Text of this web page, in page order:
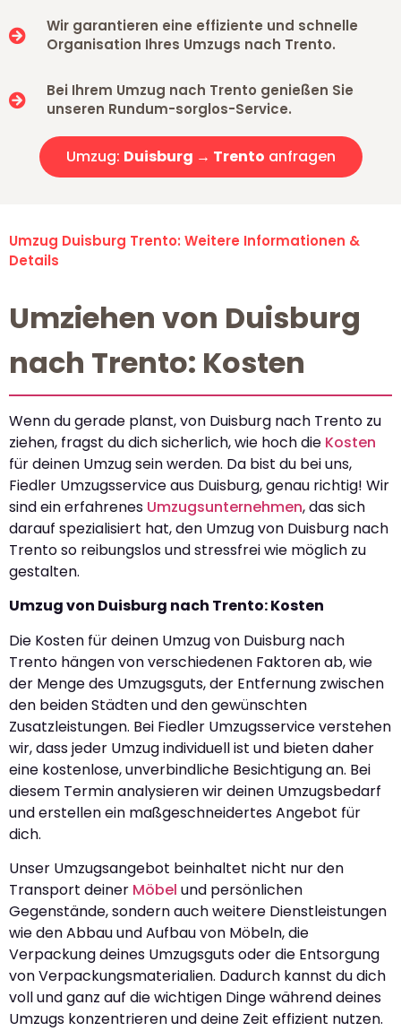
Wir garantieren eine effiziente und schnelle
Organisation Ihres Umzugs nach Trento.
Bei Ihrem Umzug nach Trento genießen Sie
unseren Rundum-sorglos-Service.
Umzug: Duisburg → Trento anfragen
Umzug Duisburg Trento: Weitere Informationen &
Details
Umziehen von Duisburg
nach Trento: Kosten
Wenn du gerade planst, von Duisburg nach Trento zu
ziehen, fragst du dich sicherlich, wie hoch die Kosten
für deinen Umzug sein werden. Da bist du bei uns,
Fiedler Umzugsservice aus Duisburg, genau richtig! Wir
sind ein erfahrenes Umzugsunternehmen, das sich
darauf spezialisiert hat, den Umzug von Duisburg nach
Trento so reibungslos und stressfrei wie möglich zu
gestalten.
Umzug von Duisburg nach Trento: Kosten
Die Kosten für deinen Umzug von Duisburg nach
Trento hängen von verschiedenen Faktoren ab, wie
der Menge des Umzugsguts, der Entfernung zwischen
den beiden Städten und den gewünschten
Zusatzleistungen. Bei Fiedler Umzugsservice verstehen
wir, dass jeder Umzug individuell ist und bieten daher
eine kostenlose, unverbindliche Besichtigung an. Bei
diesem Termin analysieren wir deinen Umzugsbedarf
und erstellen ein maßgeschneidertes Angebot für
dich.
Unser Umzugsangebot beinhaltet nicht nur den
Transport deiner Möbel und persönlichen
Gegenstände, sondern auch weitere Dienstleistungen
wie den Abbau und Aufbau von Möbeln, die
Verpackung deines Umzugsguts oder die Entsorgung
von Verpackungsmaterialien. Dadurch kannst du dich
voll und ganz auf die wichtigen Dinge während deines
Umzugs konzentrieren und deine Zeit effizient nutzen.